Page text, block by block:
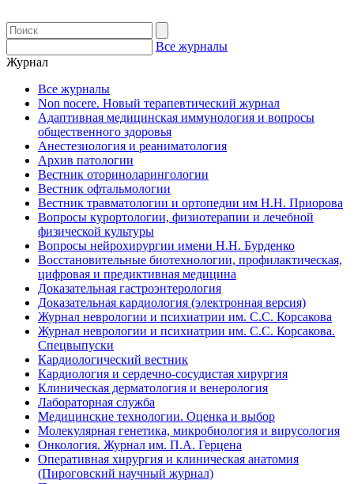
Все журналы
Журнал
Все журналы
Non nocere. Новый терапевтический журнал
Адаптивная медицинская иммунология и вопросы
общественного здоровья
Анестезиология и реаниматология
Архив патологии
Вестник оториноларингологии
Вестник офтальмологии
Вестник травматологии и ортопедии им Н.Н. Приорова
Вопросы курортологии, физиотерапии и лечебной
физической культуры
Вопросы нейрохирургии имени Н.Н. Бурденко
Восстановительные биотехнологии, профилактическая,
цифровая и предиктивная медицина
Доказательная гастроэнтерология
Доказательная кардиология (электронная версия)
Журнал неврологии и психиатрии им. С.С. Корсакова
Журнал неврологии и психиатрии им. С.С. Корсакова.
Спецвыпуски
Кардиологический вестник
Кардиология и сердечно-сосудистая хирургия
Клиническая дерматология и венерология
Лабораторная служба
Медицинские технологии. Оценка и выбор
Молекулярная генетика, микробиология и вирусология
Онкология. Журнал им. П.А. Герцена
Оперативная хирургия и клиническая анатомия
(Пироговский научный журнал)